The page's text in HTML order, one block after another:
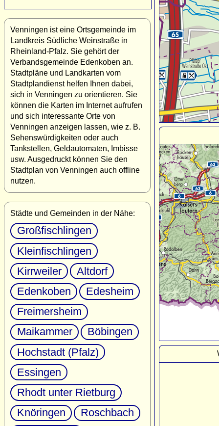
Venningen ist eine Ortsgemeinde im
Landkreis Südliche Weinstraße in
Rheinland-Pfalz. Sie gehört der
Verbandsgemeinde Edenkoben an.
Stadtpläne und Landkarten vom
Stadtplandienst helfen Ihnen dabei,
sich in Venningen zu orientieren. Sie
können die Karten im Internet aufrufen
und sich interessante Orte von
Venningen anzeigen lassen, wie z. B.
Sehenswürdigkeiten oder auch
Tankstellen, Geldautomaten, Imbisse
usw. Ausgedruckt können Sie den
Stadtplan von Venningen auch offline
nutzen.
Städte und Gemeinden in der Nähe:
Großfischlingen
Kleinfischlingen
Kirrweiler
Altdorf
Edenkoben
Edesheim
Freimersheim
Maikammer
Böbingen
Hochstadt (Pfalz)
Essingen
Rhodt unter Rietburg
Knöringen
Roschbach